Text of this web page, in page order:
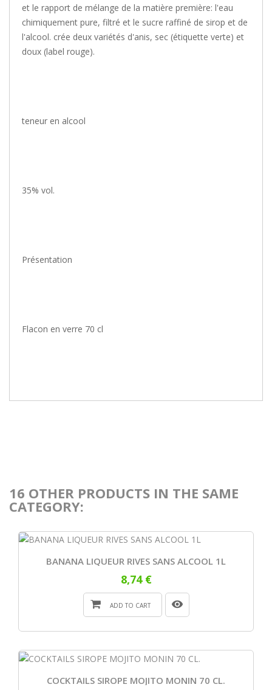
et le rapport de mélange de la matière première: l'eau
chimiquement pure, filtré et le sucre raffiné de sirop et de
l'alcool. crée deux variétés d'anis, sec (étiquette verte) et
doux (label rouge).
teneur en alcool
35% vol.
Présentation
Flacon en verre 70 cl
16 OTHER PRODUCTS IN THE SAME
CATEGORY:
BANANA LIQUEUR RIVES SANS ALCOOL 1L
8,74 €
ADD TO CART
COCKTAILS SIROPE MOJITO MONIN 70 CL.